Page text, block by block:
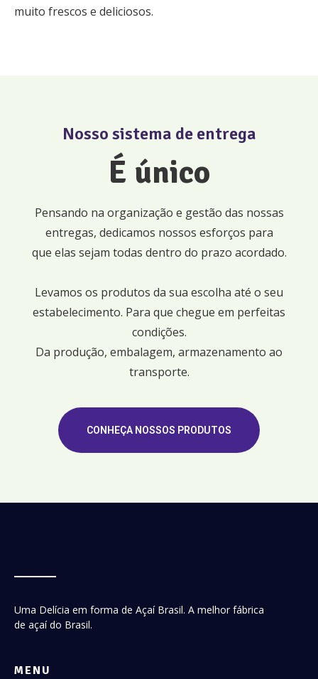
muito frescos e deliciosos.
Nosso sistema de entrega
É único
Pensando na organização e gestão das nossas
entregas, dedicamos nossos esforços para
que elas sejam todas dentro do prazo acordado.
Levamos os produtos da sua escolha até o seu
estabelecimento. Para que chegue em perfeitas
condições.
Da produção, embalagem, armazenamento ao
transporte.
CONHEÇA NOSSOS PRODUTOS
Uma Delícia em forma de Açaí Brasil. A melhor fábrica
de açaí do Brasil.
MENU